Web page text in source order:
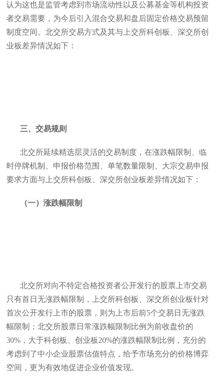
认为这也是监管考虑到市场流动性以及公募基金等机构投资
者交易需要，为今后引入混合交易和盘后固定价格交易预留
制度空间。北交所交易方式及其与上交所科创板、深交所创
业板差异情况如下：
三、交易规则
北交所延续精选层灵活的交易制度，在涨跌幅限制、临
时停牌机制、申报价格范围、单笔数量限制、大宗交易申报
要求方面与上交所科创板、深交所创业板差异情况如下：
（一）涨跌幅限制
北交所对向不特定合格投资者公开发行的股票上市交易
只有首日无涨跌幅限制，上交所科创板、深交所创业板针对
首次公开发行上市的股票，则为上市后前5个交易日无涨跌
幅限制；北交所股票日常涨跌幅限制比例为前收盘价的
30%，大于科创板、创业板20%的涨跌幅限制比例，充分的
考虑到了中小企业股票估值特点，给予市场充分的价格博弈
空间，更为有效地促进企业价值发现。